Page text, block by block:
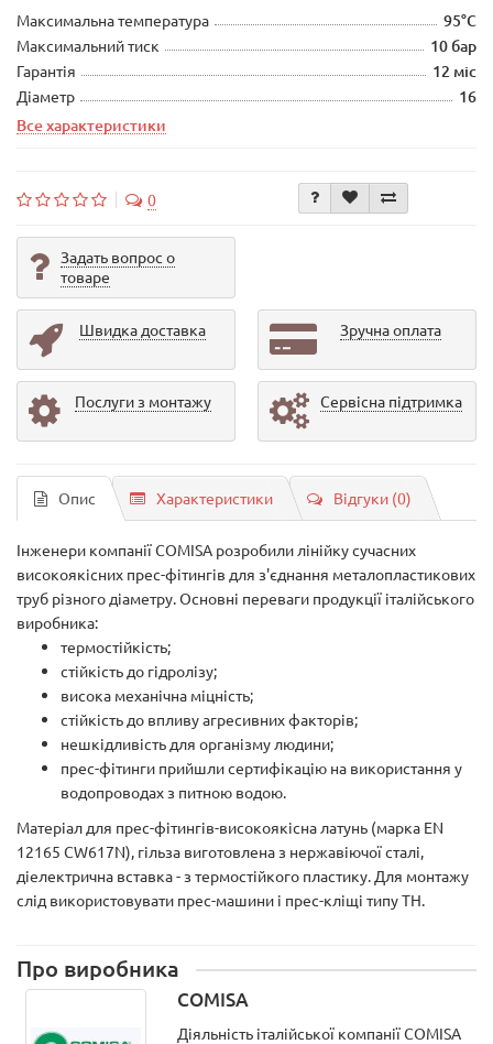
Максимальна температура 95°C
Максимальний тиск 10 бар
Гарантія 12 міс
Діаметр
16
Все характеристики
0
Задать вопрос о
товаре
Швидка доставка Зручна оплата
Послуги з монтажу Сервісна підтримка
Опис Характеристики Відгуки (0)
Інженери компанії COMISA розробили лінійку сучасних
високоякісних прес-фітингів для з'єднання металопластикових
труб різного діаметру. Основні переваги продукції італійського
виробника:
термостійкість;
стійкість до гідролізу;
висока механічна міцність;
стійкість до впливу агресивних факторів;
нешкідливість для організму людини;
прес-фітинги прийшли сертифікацію на використання у
водопроводах з питною водою.
Матеріал для прес-фітингів-високоякісна латунь (марка EN
12165 CW617N), гільза виготовлена з нержавіючої сталі,
діелектрична вставка - з термостійкого пластику. Для монтажу
слід використовувати прес-машини і прес-кліщі типу ТН.
Про виробника
COMISA
Діяльність італійської компанії COMISA